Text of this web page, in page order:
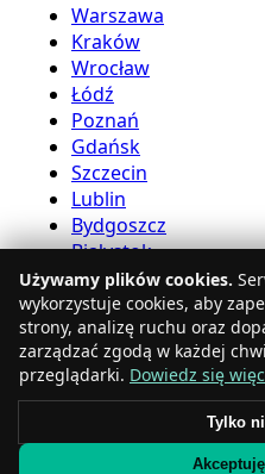
Warszawa
Kraków
Wrocław
Łódź
Poznań
Gdańsk
Szczecin
Lublin
Bydgoszcz
Białystok
Usługi
Katowice
Gdynia
Radom
Używamy plików cookies.
wykorzystuje cookies, aby
strony, analizę ruchu oraz
zarządzać zgodą w każdej
przeglądarki. Dowiedz się
Tylko